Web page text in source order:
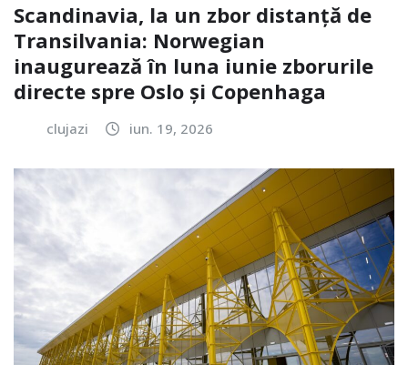
Scandinavia, la un zbor distanță de
Transilvania: Norwegian
inaugurează în luna iunie zborurile
directe spre Oslo și Copenhaga
clujazi iun. 19, 2026